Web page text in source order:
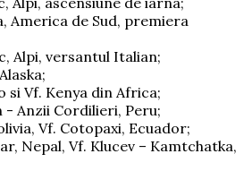
America de Sud, premiera
Alpi, versantul Italian;
si Vf. Kenya din Africa;
- Anzii Cordilieri, Peru;
Vf. Cotopaxi, Ecuador;
Nepal, Vf. Klucev – Kamtchatka,